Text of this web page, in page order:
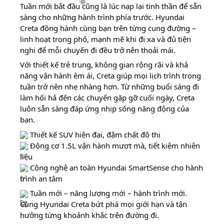
Tuần mới bắt đầu cũng là lúc nạp lại tinh thần để sẵn
sàng cho những hành trình phía trước. Hyundai
Creta đồng hành cùng bạn trên từng cung đường –
linh hoạt trong phố, mạnh mẽ khi đi xa và đủ tiện
nghi để mỗi chuyến đi đều trở nên thoải mái.
Với thiết kế trẻ trung, không gian rộng rãi và khả
năng vận hành êm ái, Creta giúp mọi lịch trình trong
tuần trở nên nhẹ nhàng hơn. Từ những buổi sáng đi
làm hối hả đến các chuyến gặp gỡ cuối ngày, Creta
luôn sẵn sàng đáp ứng nhịp sống năng động của
bạn.
Thiết kế SUV hiện đại, đậm chất đô thị
Động cơ 1.5L vận hành mượt mà, tiết kiệm nhiên
liệu
Công nghệ an toàn Hyundai SmartSense cho hành
trình an tâm
Tuần mới – năng lượng mới – hành trình mới.
Cùng Hyundai Creta bứt phá mọi giới hạn và tận
hưởng từng khoảnh khắc trên đường đi.